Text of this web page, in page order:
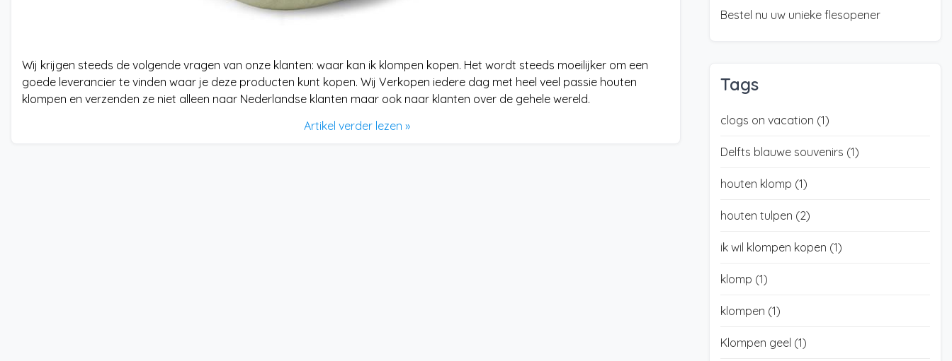
Wij krijgen steeds de volgende vragen van onze klanten: waar kan ik klompen kopen. Het wordt steeds moeilijker om een
goede leverancier te vinden waar je deze producten kunt kopen. Wij Verkopen iedere dag met heel veel passie houten
klompen en verzenden ze niet alleen naar Nederlandse klanten maar ook naar klanten over de gehele wereld.
Artikel verder lezen »
Bestel nu uw unieke flesopener
Tags
clogs on vacation (1)
Delfts blauwe souvenirs (1)
houten klomp (1)
houten tulpen (2)
ik wil klompen kopen (1)
klomp (1)
klompen (1)
Klompen geel (1)